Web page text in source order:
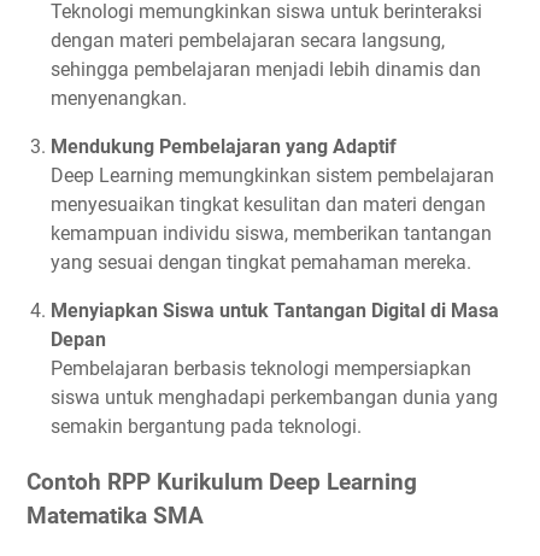
Teknologi memungkinkan siswa untuk berinteraksi
dengan materi pembelajaran secara langsung,
sehingga pembelajaran menjadi lebih dinamis dan
menyenangkan.
Mendukung Pembelajaran yang Adaptif
Deep Learning memungkinkan sistem pembelajaran
menyesuaikan tingkat kesulitan dan materi dengan
kemampuan individu siswa, memberikan tantangan
yang sesuai dengan tingkat pemahaman mereka.
Menyiapkan Siswa untuk Tantangan Digital di Masa
Depan
Pembelajaran berbasis teknologi mempersiapkan
siswa untuk menghadapi perkembangan dunia yang
semakin bergantung pada teknologi.
Contoh RPP Kurikulum Deep Learning
Matematika SMA